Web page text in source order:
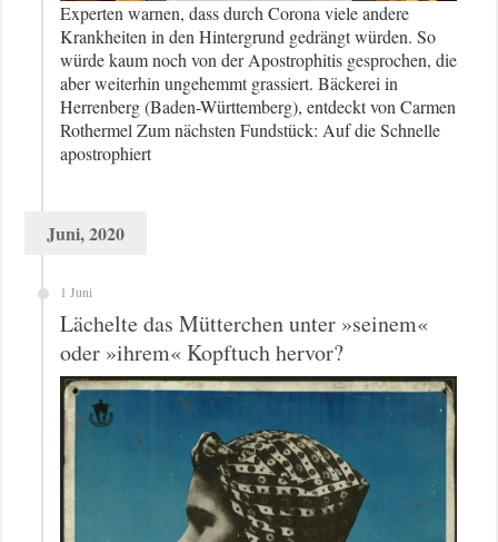
Experten warnen, dass durch Corona viele andere
Krankheiten in den Hintergrund gedrängt würden. So
würde kaum noch von der Apostrophitis gesprochen, die
aber weiterhin ungehemmt grassiert. Bäckerei in
Herrenberg (Baden-Württemberg), entdeckt von Carmen
Rothermel Zum nächsten Fundstück: Auf die Schnelle
apostrophiert
Juni, 2020
1 Juni
Lächelte das Mütterchen unter »seinem«
oder »ihrem« Kopftuch hervor?